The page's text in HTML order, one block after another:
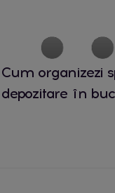
Cum organizezi
depozitare în